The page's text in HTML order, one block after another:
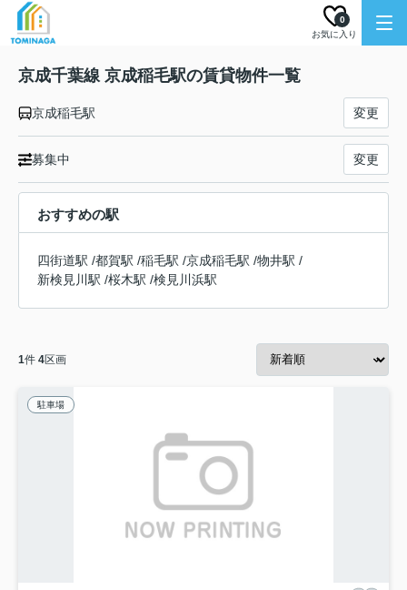
お気に入り
0
京成千葉線 京成稲毛駅の賃貸物件一覧
京成稲毛駅 変更
募集中 変更
おすすめの駅
四街道駅 /都賀駅 /稲毛駅 /京成稲毛駅 /物井駅 /
新検見川駅 /桜木駅 /検見川浜駅
1件 4区画
駐車場